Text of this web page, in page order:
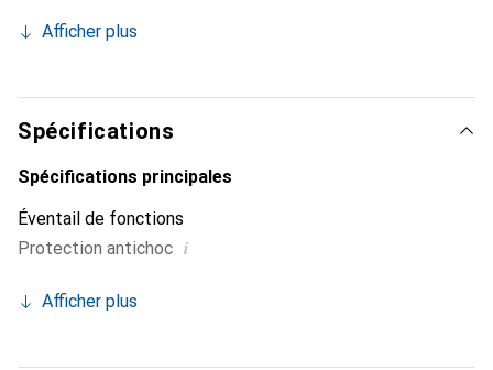
smartphone. La marque Noreve est reconnue
constitue toujours un bon choix pour le client exigeant.
Afficher plus
Spécifications
Spécifications principales
Éventail de fonctions
Protection antichoc i
Afficher plus